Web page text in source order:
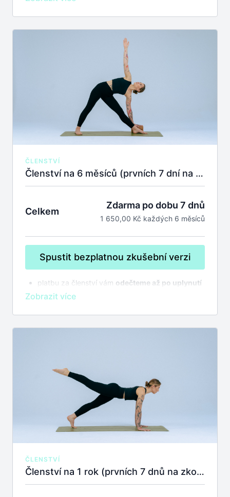
členství se automaticky prodlužuje,zrušit
ČLENSTVÍ
Členství na 6 měsíců (prvních 7 dní na zkoušku zdarma).
Celkem
Zdarma po dobu 7 dnů
1 650,00 Kč každých 6 měsíců
Spustit bezplatnou zkušební verzi
platbu za členství vám odečteme až po uplynutí
7 dnů na zkoušku
členství se automaticky prodlužuje,zrušit
ČLENSTVÍ
Členství na 1 rok (prvních 7 dnů na zkoušku zdarma)